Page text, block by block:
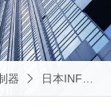
器 日本INFLIDGE英富丽